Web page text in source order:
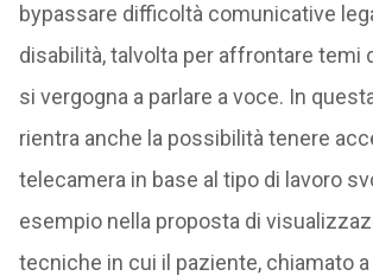
bypassare difficoltà comunicative
disabilità, talvolta per affrontare temi
si vergogna a parlare a voce. In
rientra anche la possibilità tenere
telecamera in base al tipo di lavoro
esempio nella proposta di
tecniche in cui il paziente, chiamato